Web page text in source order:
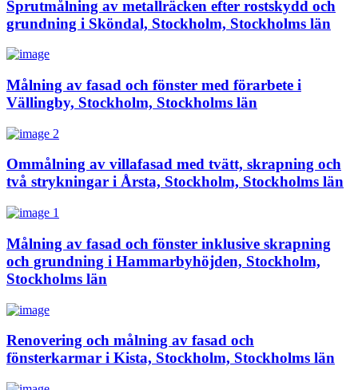
Sprutmålning av metallräcken efter rostskydd och
grundning i Sköndal, Stockholm, Stockholms län
Målning av fasad och fönster med förarbete i
Vällingby, Stockholm, Stockholms län
Ommålning av villafasad med tvätt, skrapning och
två strykningar i Årsta, Stockholm, Stockholms län
Målning av fasad och fönster inklusive skrapning
och grundning i Hammarbyhöjden, Stockholm,
Stockholms län
Renovering och målning av fasad och
fönsterkarmar i Kista, Stockholm, Stockholms län